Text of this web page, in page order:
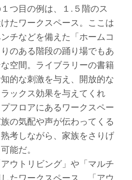
１つ目の例は、１.５階のス
たワークスペース。ここは
チなどを備えた「ホームコ
のある階段の踊り場でもあ
空間。ライブラリーの書籍
的な刺激を与え、開放的な
ックス効果を与えてくれ
フロアにあるワークスペー
の気配や声が伝わってくる
考しながら、家族をさりげ
能だ。
ウトリビング」や「マルチ
たワークスペース。「アウ